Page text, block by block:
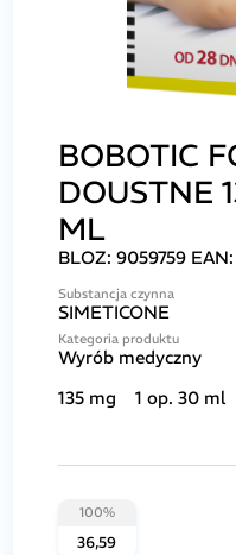
BOBOTIC
DOUSTNE
ML
BLOZ: 9059759 EAN:
Substancja czynna
SIMETICONE
Kategoria produktu
Wyrób medyczny
135 mg
1 op. 30 ml
100%
36,59